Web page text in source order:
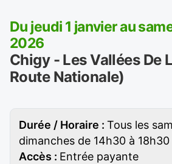
Du jeudi 1 janvier au
2026
Chigy - Les Vallées De
Route Nationale)
Durée / Horaire : Tous les
dimanches de 14h30 à 18h30
Accès : Entrée payante